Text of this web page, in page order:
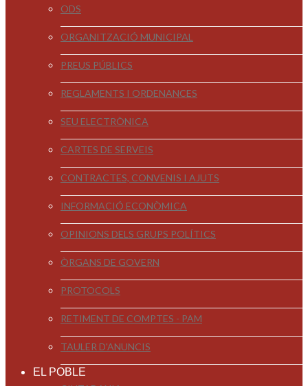
ODS
ORGANITZACIÓ MUNICIPAL
PREUS PÚBLICS
REGLAMENTS I ORDENANCES
SEU ELECTRÒNICA
CARTES DE SERVEIS
CONTRACTES, CONVENIS I AJUTS
INFORMACIÓ ECONÒMICA
OPINIONS DELS GRUPS POLÍTICS
ÒRGANS DE GOVERN
PROTOCOLS
RETIMENT DE COMPTES - PAM
TAULER D'ANUNCIS
EL POBLE